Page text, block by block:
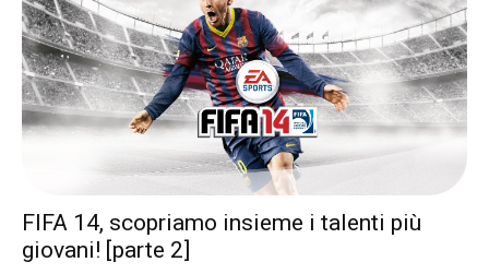
FIFA 14, scopriamo insieme i talenti più
giovani! [parte 2]